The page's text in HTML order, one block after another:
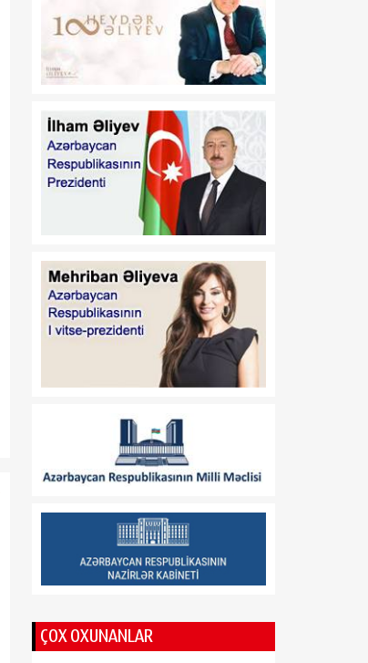
haqqında" Azərbaycan
Respublikası Qanununun
tətbiq edilməsi barədə"
2000-ci il 10 avqust tarixli
Respublikasında Dövlət
əmlakının
özəlləşdirilməsinin II
Dövlət Proqramı"nın
təsdiq edilməsi barədə"
2000-ci il 10 avqust tarixli
383 nömrəli, "Yerli icra
Əsasnamə"nin təsdiq
edilməsi barədə" 2012-ci il
6 iyun tarixli 648 nömrəli,
"Dövlətə məxsus olan
hüquqi şəxslərin daxili və
Qaydası"nın təsdiqi
dekabr tarixli 1182
nömrəli, "Azərbaycan
Respublikası adından borc
alınması və zəmanət
təsdiq edilməsi haqqında"
2018-ci il 18 dekabr tarixli
410 nömrəli və
"Azərbaycan Respublikası
və "Azərbaycan
Respublikasının
ÇOX OXUNANLAR